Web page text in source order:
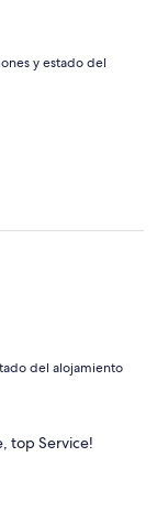
y estado del
del alojamiento
top Service!